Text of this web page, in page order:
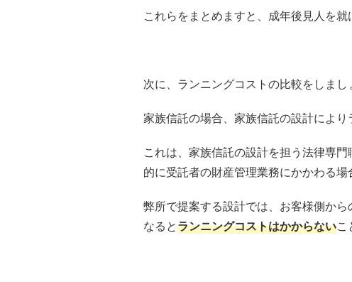
これらをまとめますと、成年後見人を就
次に、ランニングコストの比較をしまし
家族信託の場合、家族信託の設計によ
これは、家族信託の設計を担う法律専
的に受託者の財産管理業務にかかわる場
弊所で提案する設計では、お客様側か
なるとランニングコストはかからないこ